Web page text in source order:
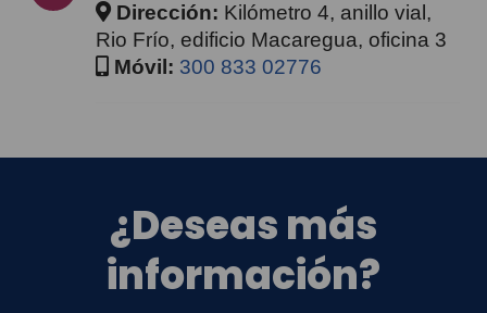
Dirección: Kilómetro 4, anillo vial,
Rio Frío, edificio Macaregua, oficina 3
Móvil: 300 833 02776
¿Deseas más
información?